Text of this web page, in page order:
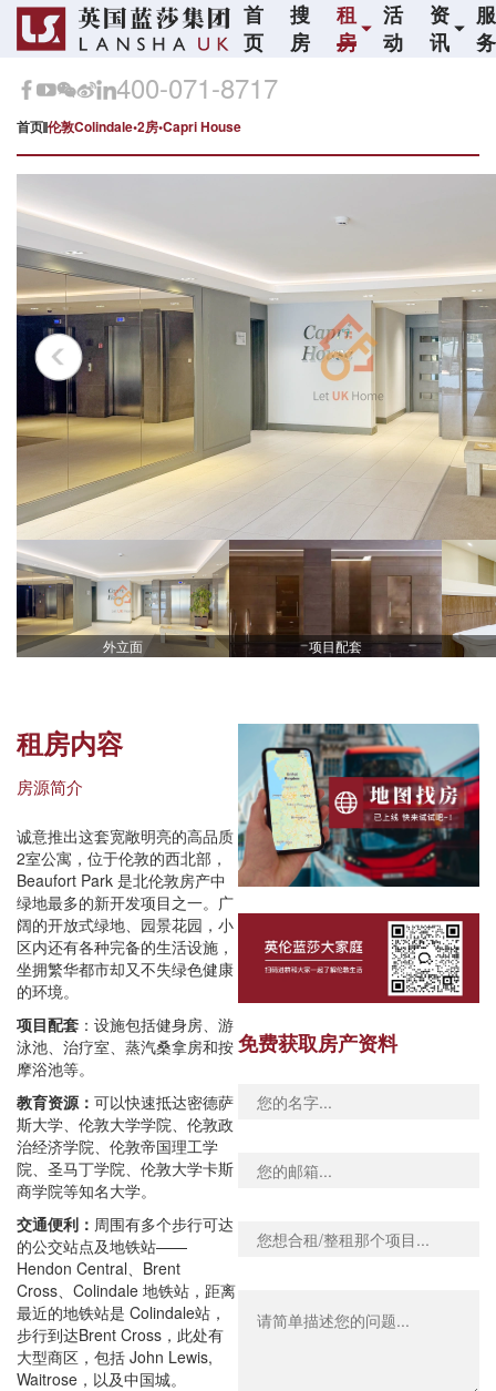
首
页
搜
房
租
房
活
动
资
讯
服
务
400-071-8717
首页 伦敦Colindale•2房•Capri House
外立面 项目配套
租房内容
房源简介
诚意推出这套宽敞明亮的高品质
2室公寓，位于伦敦的西北部，
Beaufort Park 是北伦敦房产中
绿地最多的新开发项目之一。广
阔的开放式绿地、园景花园，小
区内还有各种完备的生活设施，
坐拥繁华都市却又不失绿色健康
的环境。
项目配套 ：设施包括健身房、游
泳池、治疗室、蒸汽桑拿房和按
摩浴池等。
教育资源： 可以快速抵达密德萨
斯大学、伦敦大学学院、伦敦政
治经济学院、伦敦帝国理工学
院、圣马丁学院、伦敦大学卡斯
商学院等知名大学。
交通便利： 周围有多个步行可达
的公交站点及地铁站——
Hendon Central、Brent
Cross、Colindale 地铁站，距离
最近的地铁站是 Colindale站，
步行到达Brent Cross，此处有
大型商区，包括 John Lewis,
Waitrose，以及中国城。
免费获取房产资料